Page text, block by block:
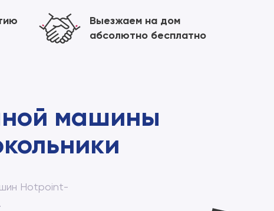
Выезжаем на дом
абсолютно бесплатно
машины
Hotpoint-